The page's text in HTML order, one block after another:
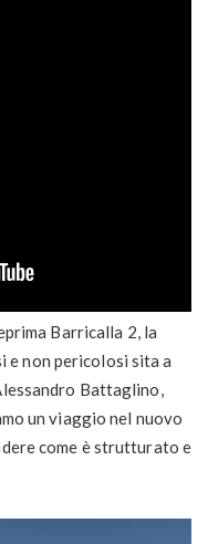
Barricalla 2, la
non pericolosi sita a
Battaglino,
un viaggio nel nuovo
come è strutturato e